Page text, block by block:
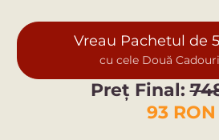
Vreau Pachetul de
cu cele Două
Preț Final:
93 RON